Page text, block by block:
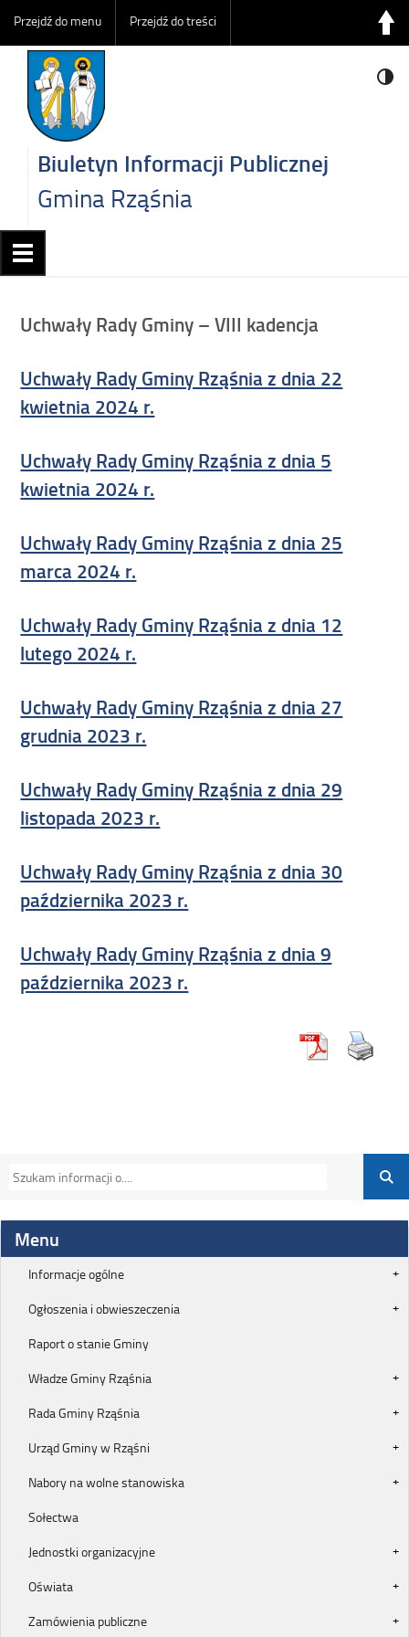
Przejdź do menu Przejdź do treści
Biuletyn Informacji Publicznej
Gmina Rząśnia
Uchwały Rady Gminy – VIII kadencja
Uchwały Rady Gminy Rząśnia z dnia 22
kwietnia 2024 r.
Uchwały Rady Gminy Rząśnia z dnia 5
kwietnia 2024 r.
Uchwały Rady Gminy Rząśnia z dnia 25
marca 2024 r.
Uchwały Rady Gminy Rząśnia z dnia 12
lutego 2024 r.
Uchwały Rady Gminy Rząśnia z dnia 27
grudnia 2023 r.
Uchwały Rady Gminy Rząśnia z dnia 29
listopada 2023 r.
Uchwały Rady Gminy Rząśnia z dnia 30
października 2023 r.
Uchwały Rady Gminy Rząśnia z dnia 9
października 2023 r.
Menu
Informacje ogólne
Ogłoszenia i obwieszeczenia
Raport o stanie Gminy
Władze Gminy Rząśnia
Rada Gminy Rząśnia
Urząd Gminy w Rząśni
Nabory na wolne stanowiska
Sołectwa
Jednostki organizacyjne
Oświata
Zamówienia publiczne